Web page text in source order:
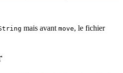
mais avant move, le fichier